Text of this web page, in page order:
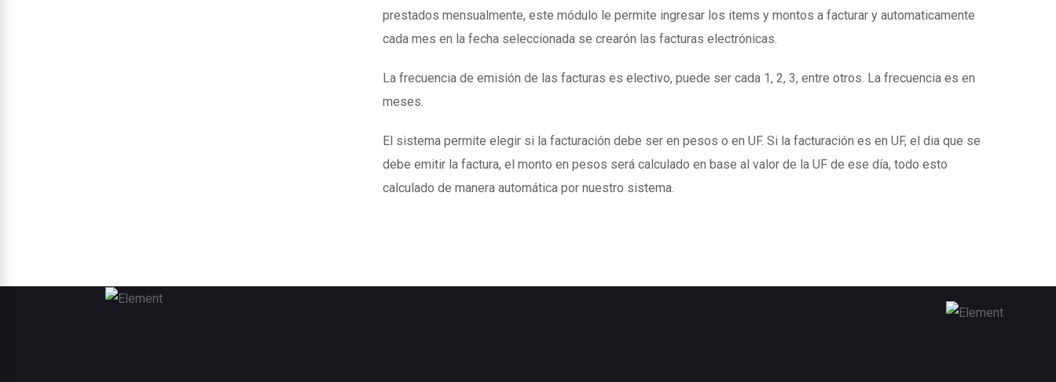
prestados mensualmente, este módulo le permite ingresar los items y montos a facturar y automaticamente
cada mes en la fecha seleccionada se crearón las facturas electrónicas.
La frecuencia de emisión de las facturas es electivo, puede ser cada 1, 2, 3, entre otros. La frecuencia es en
meses.
El sistema permite elegir si la facturación debe ser en pesos o en UF. Si la facturación es en UF, el dia que se
debe emitir la factura, el monto en pesos será calculado en base al valor de la UF de ese día, todo esto
calculado de manera automática por nuestro sistema.